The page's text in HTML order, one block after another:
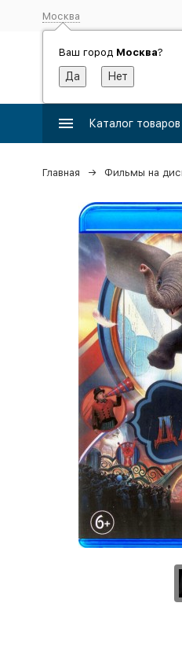
Москва
Ваш город Москва?
Каталог товаров
Главная Фильмы на